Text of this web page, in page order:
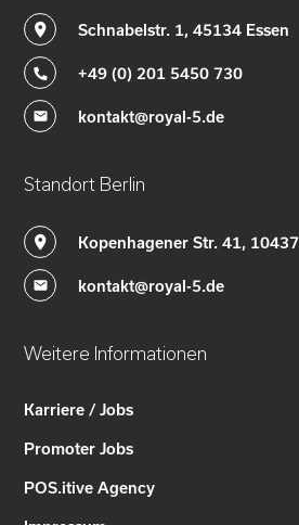
Schnabelstr. 1, 45134 Essen
+49 (0) 201 5450 730
kontakt@royal-5.de
Standort Berlin
Kopenhagener Str. 41,
kontakt@royal-5.de
Weitere Informationen
Karriere / Jobs
Promoter Jobs
POS.itive Agency